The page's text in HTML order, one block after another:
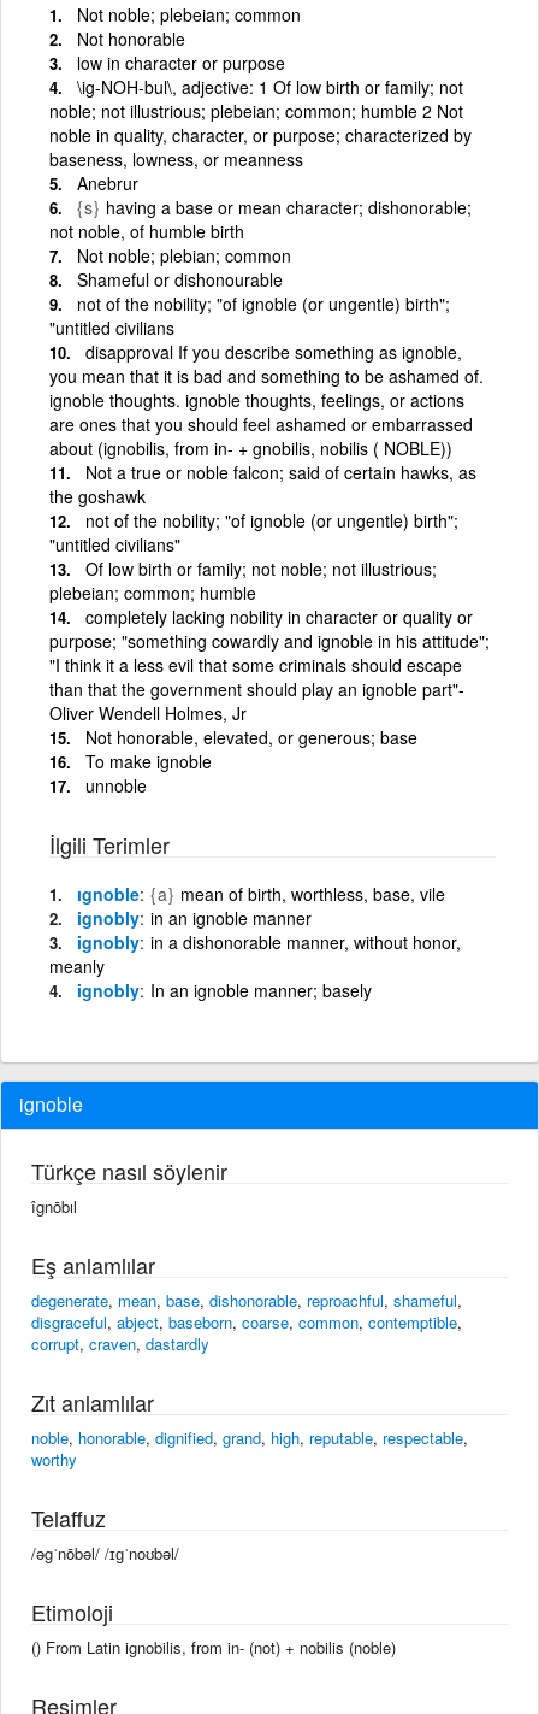
Not noble; plebeian; common
Not honorable
low in character or purpose
\ig-NOH-bul\, adjective: 1 Of low birth or family; not
noble; not illustrious; plebeian; common; humble 2 Not
noble in quality, character, or purpose; characterized by
baseness, lowness, or meanness
Anebrur
{s} having a base or mean character; dishonorable;
not noble, of humble birth
Not noble; plebian; common
Shameful or dishonourable
not of the nobility; "of ignoble (or ungentle) birth";
"untitled civilians
disapproval If you describe something as ignoble,
you mean that it is bad and something to be ashamed of.
ignoble thoughts. ignoble thoughts, feelings, or actions
are ones that you should feel ashamed or embarrassed
about (ignobilis, from in- + gnobilis, nobilis ( NOBLE))
Not a true or noble falcon; said of certain hawks, as
the goshawk
not of the nobility; "of ignoble (or ungentle) birth";
"untitled civilians"
Of low birth or family; not noble; not illustrious;
plebeian; common; humble
completely lacking nobility in character or quality or
purpose; "something cowardly and ignoble in his attitude";
"I think it a less evil that some criminals should escape
than that the government should play an ignoble part"-
Oliver Wendell Holmes, Jr
Not honorable, elevated, or generous; base
To make ignoble
unnoble
İlgili Terimler
ıgnoble {a} mean of birth, worthless, base, vile
ignobly in an ignoble manner
ignobly in a dishonorable manner, without honor,
meanly
ignobly In an ignoble manner; basely
ignoble
Türkçe nasıl söylenir
îgnōbıl
Eş anlamlılar
degenerate, mean, base, dishonorable, reproachful, shameful,
disgraceful, abject, baseborn, coarse, common, contemptible,
corrupt, craven, dastardly
Zıt anlamlılar
noble, honorable, dignified, grand, high, reputable, respectable,
worthy
Telaffuz
/əgˈnōbəl/ /ɪɡˈnoʊbəl/
Etimoloji
() From Latin ignobilis, from in- (not) + nobilis (noble)
Resimler